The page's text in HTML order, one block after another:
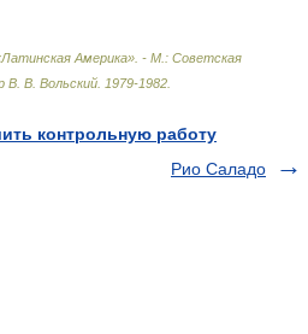
Америка». - М.: Советская
В. В. Вольский 1979-1982
контрольную работу
Рио Саладо